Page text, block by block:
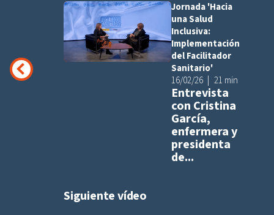
Añadir a
Jornada 'Hacia
una Salud
Inclusiva:
Implementación
del Facilitador
Sanitario'
16/02/26
21 min
Entrevista
con Cristina
García,
enfermera y
presidenta
de...
Siguiente vídeo